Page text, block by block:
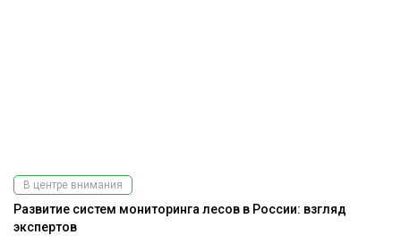
В центре внимания
Развитие систем мониторинга лесов в России: взгляд
экспертов